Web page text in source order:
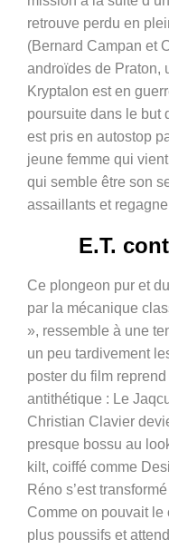
retrouve perdu en
(Bernard Campan et
androïdes de Praton,
Kryptalon est en
poursuite dans le but
est pris en autostop
jeune femme qui
qui semble être son
assaillants et
E.T.
Ce plongeon pur et
par la mécanique
», ressemble à une
un peu tardivement
poster du film
antithétique : Le
Christian Clavier
presque bossu au
kilt, coiffé comme
Réno s’est
Comme on pouvait le
plus poussifs et